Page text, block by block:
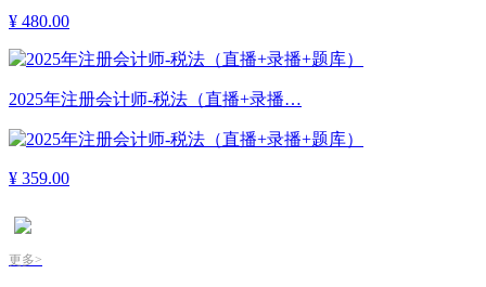
¥ 480.00
2025年注册会计师-税法（直播+录播…
¥ 359.00
更多>